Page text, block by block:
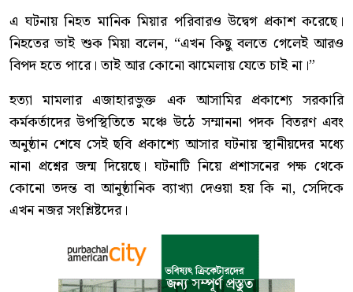
এ ঘটনায় নিহত মানিক মিয়ার পরিবারও উদ্বেগ প্রকাশ করেছে।
নিহতের ভাই শুক মিয়া বলেন, “এখন কিছু বলতে গেলেই আরও
বিপদ হতে পারে। তাই আর কোনো ঝামেলায় যেতে চাই না।”
হত্যা মামলার এজাহারভুক্ত এক আসামির প্রকাশ্যে সরকারি
কর্মকর্তাদের উপস্থিতিতে মঞ্চে উঠে সম্মাননা পদক বিতরণ এবং
অনুষ্ঠান শেষে সেই ছবি প্রকাশ্যে আসার ঘটনায় স্থানীয়দের মধ্যে
নানা প্রশ্নের জন্ম দিয়েছে। ঘটনাটি নিয়ে প্রশাসনের পক্ষ থেকে
কোনো তদন্ত বা আনুষ্ঠানিক ব্যাখ্যা দেওয়া হয় কি না, সেদিকে
এখন নজর সংশ্লিষ্টদের।